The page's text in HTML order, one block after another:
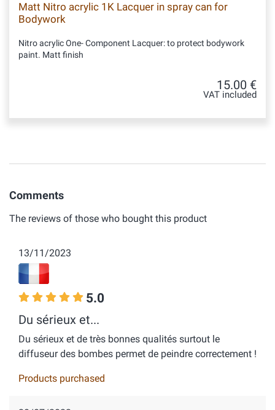
Matt Nitro acrylic 1K Lacquer in spray can for
Bodywork
Nitro acrylic One- Component Lacquer: to protect bodywork
paint. Matt finish
15.00 €
VAT included
Comments
The reviews of those who bought this product
13/11/2023
5.0
Du sérieux et...
Du sérieux et de très bonnes qualités surtout le
diffuseur des bombes permet de peindre correctement !
Products purchased